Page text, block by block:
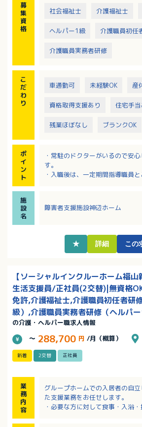
募
集
資
格
社会福祉士 介護福祉士
ヘルパー1級 介護職員初任
介護職員実務者研修
こ
だ
わ
り
車通勤可 未経験OK 産
資格取得支援あり 住宅手当
残業ほぼなし ブランクOK
ポ
イ
ン
ト
・常駐のドクターがいるので安
す。
・入職後は、一定期間指導職員
ません！
・大型スーパー・公共機関・総合
施
設
名
障害者支援施設神辺ホーム
★ 詳細 この
【ソーシャルインクルーホーム福
生活支援員/正社員(2交替)|無資格
免許,介護福祉士,介護職員初任者研
級）,介護職員実務者研修（ヘルパー
の介護・ヘルパー職求人情報
～ 288,700 円 /月（概算）
新着 2交替 正社員
業
務
内
容
グループホームでの入居者の自
た支援業務をお任せします。
・必要な方に対して食事・入浴